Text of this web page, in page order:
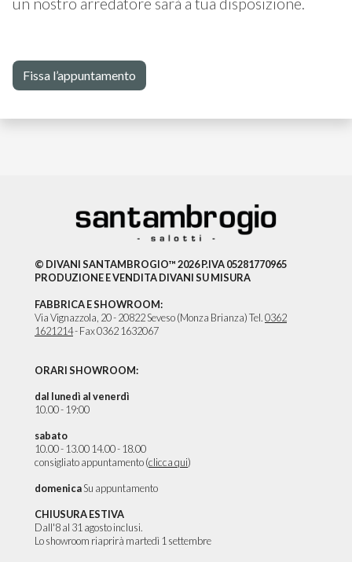
un nostro arredatore sarà a tua disposizione.
Fissa l’appuntamento
© DIVANI SANTAMBROGIO™ 2026 P.IVA 05281770965
PRODUZIONE E VENDITA DIVANI SU MISURA
FABBRICA E SHOWROOM:
Via Vignazzola, 20 - 20822 Seveso (Monza Brianza) Tel.0362
1621214- Fax 0362 1632067
ORARI SHOWROOM:
dal lunedì al venerdì
10.00 - 19:00
sabato
10.00 - 13.00 14.00 - 18.00
consigliato appuntamento (clicca qui)
domenicaSu appuntamento
CHIUSURA ESTIVA
Dall'8 al 31 agosto inclusi.
Lo showroom riaprirà martedì 1 settembre